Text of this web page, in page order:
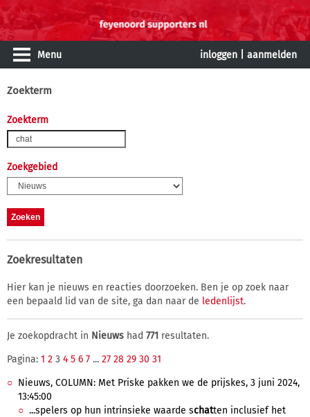
Menu inloggen aanmelden
Zoekterm
Zoekterm
Zoekgebied
Zoekresultaten
Hier kan je nieuws en reacties doorzoeken. Ben je op zoek naar
een bepaald lid van de site, ga dan naar de ledenlijst.
Je zoekopdracht in Nieuws had 771 resultaten.
Pagina: 1 2 3 4 5 6 7 ... 27 28 29 30 31
Nieuws, COLUMN: Met Priske pakken we de prijskes, 3 juni 2024,
13:45:00
...spelers op hun intrinsieke waarde schatten inclusief het